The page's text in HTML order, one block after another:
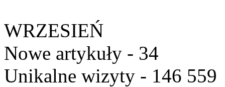
WRZESIEŃ
Nowe artykuły - 34
Unikalne wizyty - 146 559